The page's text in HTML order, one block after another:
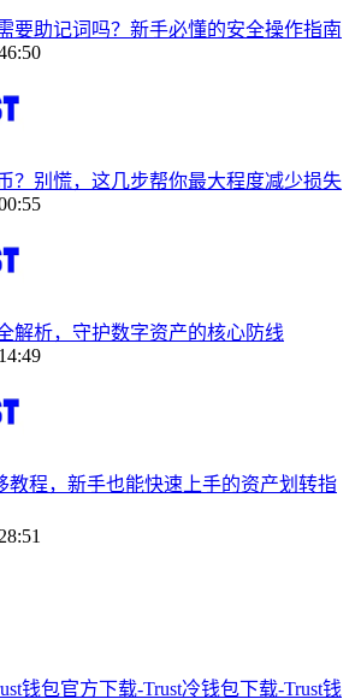
要助记词吗？新手必懂的安全操作指南
？别慌，这几步帮你最大程度减少损失
解析，守护数字资产的核心防线
教程，新手也能快速上手的资产划转指
钱包官方下载-Trust冷钱包下载-Trust钱